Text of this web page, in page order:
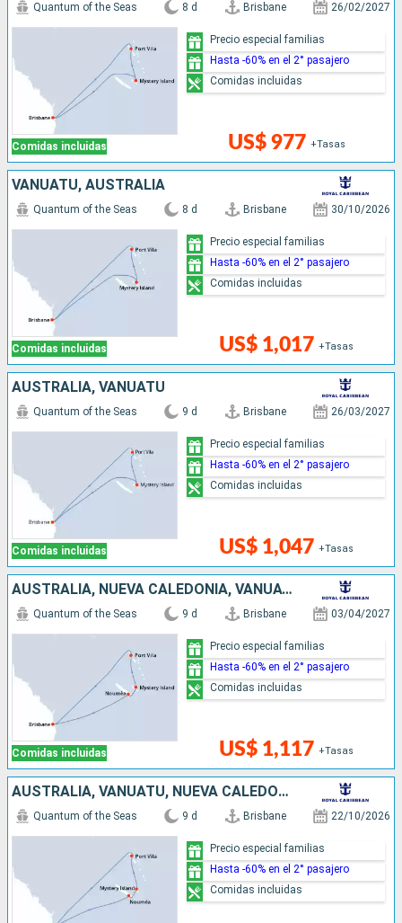
Comidas incluidas
Quantum of the Seas 8 d Brisbane 26/02/2027
US$ 977 +Tasas
Precio especial familias
Hasta -60% en el 2° pasajero
Comidas incluidas
VANUATU, AUSTRALIA
Comidas incluidas
Quantum of the Seas 8 d Brisbane 30/10/2026
US$ 1,017 +Tasas
Precio especial familias
Hasta -60% en el 2° pasajero
Comidas incluidas
AUSTRALIA, VANUATU
Comidas incluidas
Quantum of the Seas 9 d Brisbane 26/03/2027
US$ 1,047 +Tasas
Precio especial familias
Hasta -60% en el 2° pasajero
Comidas incluidas
AUSTRALIA, NUEVA CALEDONIA, VANUATU
Comidas incluidas
Quantum of the Seas 9 d Brisbane 03/04/2027
US$ 1,117 +Tasas
Precio especial familias
Hasta -60% en el 2° pasajero
Comidas incluidas
AUSTRALIA, VANUATU, NUEVA CALEDONIA
Quantum of the Seas 9 d Brisbane 22/10/2026
Precio especial familias
Hasta -60% en el 2° pasajero
Comidas incluidas